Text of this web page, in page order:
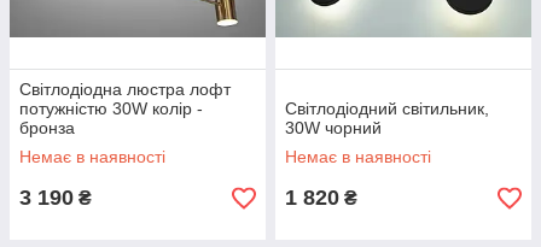
Світлодіодна люстра лофт
потужністю 30W колір -
бронза
Немає в наявності
3 190 ₴
Світлодіодний світильник,
30W чорний
Немає в наявності
1 820 ₴